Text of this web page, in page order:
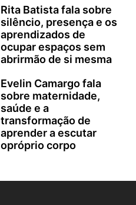
Rita Batista fala sobre
silêncio, presença e os
aprendizados de
ocupar espaços sem
abrirmão de si mesma
Evelin Camargo fala
sobre maternidade,
saúde e a
transformação de
aprender a escutar
opróprio corpo